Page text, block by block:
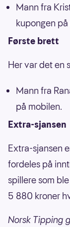
Mann fra
kupongen
Første brett
Her var det en
Mann fra
på mobilen.
Extra-sjansen
Extra-sjansen
fordeles på
spillere som
5 880 kroner
Norsk Tipping